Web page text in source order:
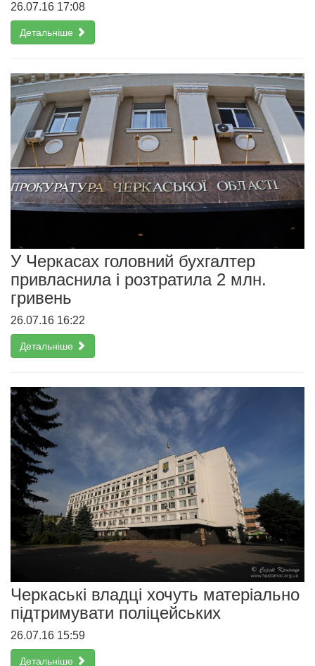
26.07.16 17:08
Детальніше
У Черкасах головний бухгалтер
привласнила і розтратила 2 млн.
гривень
26.07.16 16:22
Детальніше
Черкаські владці хочуть матеріально
підтримувати поліцейських
26.07.16 15:59
Детальніше